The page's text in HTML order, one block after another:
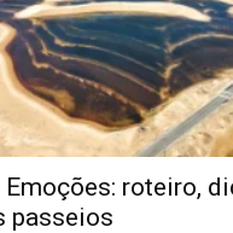
Emoções: roteiro,
passeios